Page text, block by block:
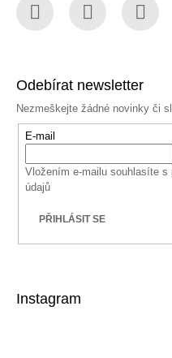
Odebírat newsletter
Nezmeškejte žádné novinky či
E-mail
Vložením e-mailu souhlasíte s
údajů
PŘIHLÁSIT SE
Instagram